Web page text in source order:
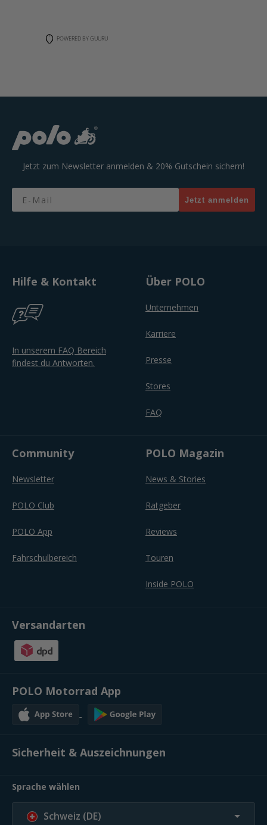
POWERED BY GUURU
Jetzt zum Newsletter anmelden & 20% Gutschein sichern!
Jetzt anmelden
Hilfe & Kontakt
In unserem FAQ Bereich
findest du Antworten.
Über POLO
Unternehmen
Karriere
Presse
Stores
FAQ
Community
Newsletter
POLO Club
POLO App
Fahrschulbereich
POLO Magazin
News & Stories
Ratgeber
Reviews
Touren
Inside POLO
Versandarten
POLO Motorrad App
Sicherheit & Auszeichnungen
Sprache wählen
Schweiz (DE)